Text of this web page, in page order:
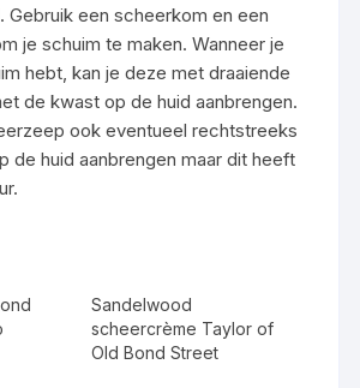
Gebruik een scheerkom en een
je schuim te maken. Wanneer je
hebt, kan je deze met draaiende
de kwast op de huid aanbrengen.
ook eventueel rechtstreeks
de huid aanbrengen maar dit heeft
Sandelwood
scheercrème Taylor of
Old Bond Street